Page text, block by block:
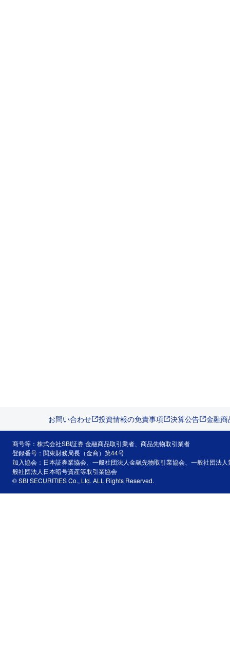
お問い合わせ 投資情報の免責事項 決算公告 金融
商号等：株式会社SBI証券 金融商品取引業者、商品先物取引業者
登録番号：関東財務局長（金商）第44号
加入協会：日本証券業協会、一般社団法人金融先物取引業協会、一般社団法
般社団法人日本暗号資産等取引業協会
© SBI SECURITIES Co., Ltd. ALL Rights Reserved.